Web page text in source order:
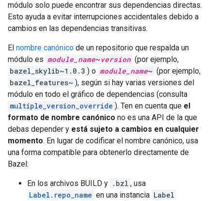
módulo solo puede encontrar sus dependencias directas.
Esto ayuda a evitar interrupciones accidentales debido a
cambios en las dependencias transitivas.
El nombre canónico de un repositorio que respalda un
módulo es module_name~version (por ejemplo,
bazel_skylib~1.0.3 ) o module_name~ (por ejemplo,
bazel_features~ ), según si hay varias versiones del
módulo en todo el gráfico de dependencias (consulta
multiple_version_override ). Ten en cuenta que el
formato de nombre canónico no es una API de la que
debas depender y está sujeto a cambios en cualquier
momento. En lugar de codificar el nombre canónico, usa
una forma compatible para obtenerlo directamente de
Bazel:
En los archivos BUILD y .bzl , usa
Label.repo_name en una instancia Label